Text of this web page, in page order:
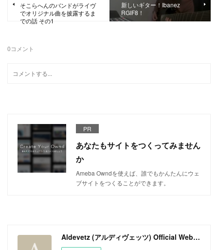
そこらへんのバンドがライヴ
でオリジナル曲を披露するま
での話 その1
新しいギター！Ibanez
RGIF8！
0コメント
PR
あなたもサイトをつくってみません
か
Ameba Owndを使えば、誰でもかんたんにウェ
ブサイトをつくることができます。
Aldevetz (アルディヴェッツ) Official Web Site